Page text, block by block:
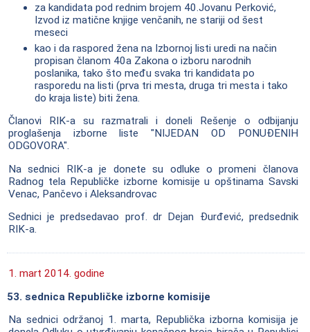
za kandidata pod rednim brojem 40.Jovanu Perković,
Izvod iz matične knjige venčanih, ne stariji od šest
meseci
kao i da raspored žena na Izbornoj listi uredi na način
propisan članom 40a Zakona o izboru narodnih
poslanika, tako što među svaka tri kandidata po
rasporedu na listi (prva tri mesta, druga tri mesta i tako
do kraja liste) biti žena.
Članovi RIK-a su razmatrali i doneli Rešenje o odbijanju
proglašenja izborne liste "NIJEDAN OD PONUĐENIH
ODGOVORA".
Na sednici RIK-a je donete su odluke o promeni članova
Radnog tela Republičke izborne komisije u opštinama Savski
Venac, Pančevo i Aleksandrovac
Sednici je predsedavao prof. dr Dejan Đurđević, predsednik
RIK-a.
1. mart 2014. godine
53. sednica Republičke izborne komisije
Na sednici održanoj 1. marta, Republička izborna komisija je